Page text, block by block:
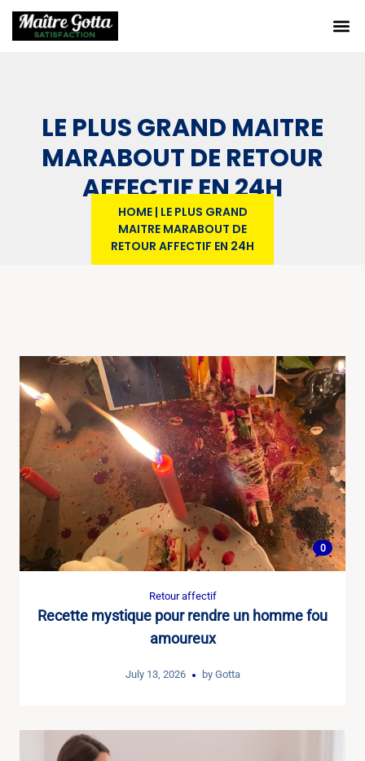
LE PLUS GRAND MAITRE
MARABOUT DE RETOUR
AFFECTIF EN 24H
HOME| LE PLUS GRAND
MAITRE MARABOUT DE
RETOUR AFFECTIF EN 24H
0
Retour affectif
Recette mystique pour rendre un homme fou
amoureux
July 13, 2026 by Gotta